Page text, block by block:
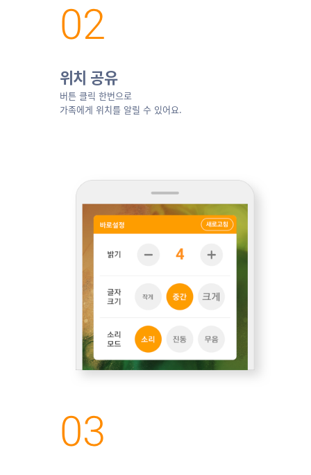
위치 공유
버튼 클릭 한번으로
가족에게 위치를 알릴 수 있어요.